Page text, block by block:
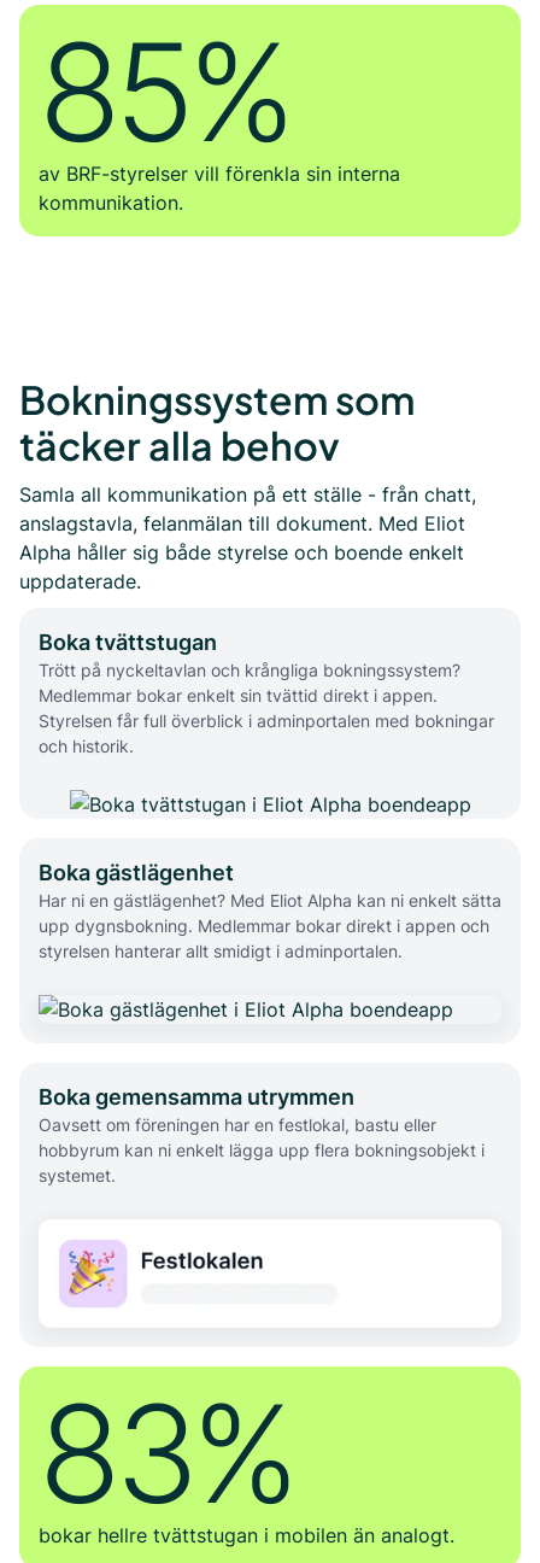
85%
av BRF-styrelser vill förenkla sin interna
kommunikation.
Bokningssystem som
täcker alla behov
Samla all kommunikation på ett ställe - från chatt,
anslagstavla, felanmälan till dokument. Med Eliot
Alpha håller sig både styrelse och boende enkelt
uppdaterade.
Boka tvättstugan
Trött på nyckeltavlan och krångliga bokningssystem?
Medlemmar bokar enkelt sin tvättid direkt i appen.
Styrelsen får full överblick i adminportalen med bokningar
och historik.
Boka gästlägenhet
Har ni en gästlägenhet? Med Eliot Alpha kan ni enkelt sätta
upp dygnsbokning. Medlemmar bokar direkt i appen och
styrelsen hanterar allt smidigt i adminportalen.
Boka gemensamma utrymmen
Oavsett om föreningen har en festlokal, bastu eller
hobbyrum kan ni enkelt lägga upp flera bokningsobjekt i
systemet.
83%
bokar hellre tvättstugan i mobilen än analogt.